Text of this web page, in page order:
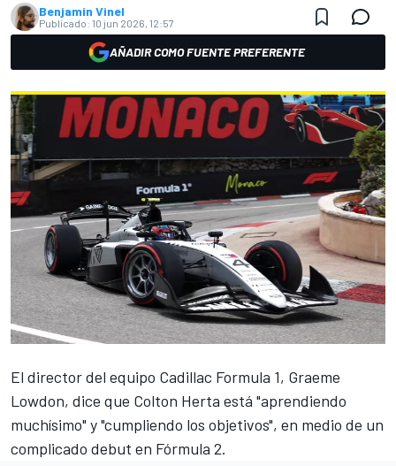
Benjamin Vinel
Publicado: 10 jun 2026, 12:57
AÑADIR COMO FUENTE PREFERENTE
El director del equipo Cadillac Formula 1, Graeme
Lowdon, dice que Colton Herta está "aprendiendo
muchísimo" y "cumpliendo los objetivos", en medio de un
complicado debut en Fórmula 2.